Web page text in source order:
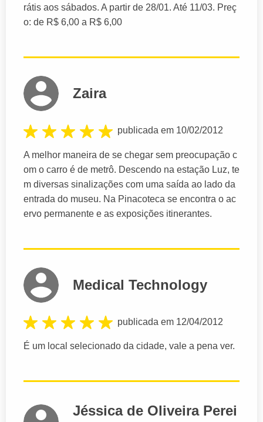
rátis aos sábados. A partir de 28/01. Até 11/03. Preç
o: de R$ 6,00 a R$ 6,00
Zaira
publicada em 10/02/2012
A melhor maneira de se chegar sem preocupação c
om o carro é de metrô. Descendo na estação Luz, te
m diversas sinalizações com uma saída ao lado da
entrada do museu. Na Pinacoteca se encontra o ac
ervo permanente e as exposições itinerantes.
Medical Technology
publicada em 12/04/2012
É um local selecionado da cidade, vale a pena ver.
Jéssica de Oliveira Perei